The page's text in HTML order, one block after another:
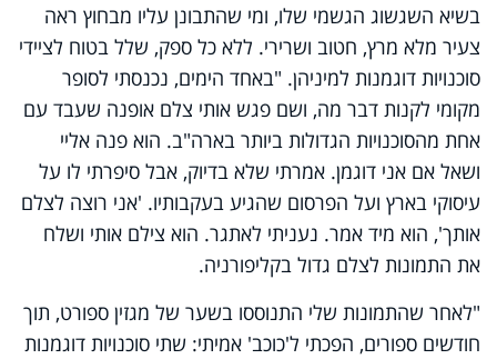
בשיא השגשוג הגשמי שלו, ומי שהתבונן עליו מבחוץ ראה
צעיר מלא מרץ, חטוב ושרירי. ללא כל ספק, שלל בטוח לציידי
סוכנויות דוגמנות למיניהן. "באחד הימים, נכנסתי לסופר
מקומי לקנות דבר מה, ושם פגש אותי צלם אופנה שעבד עם
אחת מהסוכנויות הגדולות ביותר בארה"ב. הוא פנה אליי
ושאל אם אני דוגמן. אמרתי שלא בדיוק, אבל סיפרתי לו על
עיסוקי בארץ ועל הפרסום שהגיע בעקבותיו. 'אני רוצה לצלם
אותך', הוא מיד אמר. נעניתי לאתגר. הוא צילם אותי ושלח
את התמונות לצלם גדול בקליפורניה.
"לאחר שהתמונות שלי התנוססו בשער של מגזין ספורט, תוך
חודשים ספורים, הפכתי ל'כוכב' אמיתי: שתי סוכנויות דוגמנות